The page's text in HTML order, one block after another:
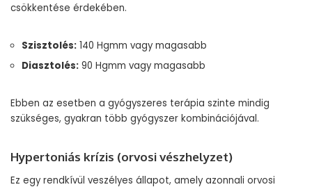
csökkentése érdekében.
Szisztolés: 140 Hgmm vagy magasabb
Diasztolés: 90 Hgmm vagy magasabb
Ebben az esetben a gyógyszeres terápia szinte mindig
szükséges, gyakran több gyógyszer kombinációjával.
Hypertoniás krízis (orvosi vészhelyzet)
Ez egy rendkívül veszélyes állapot, amely azonnali orvosi